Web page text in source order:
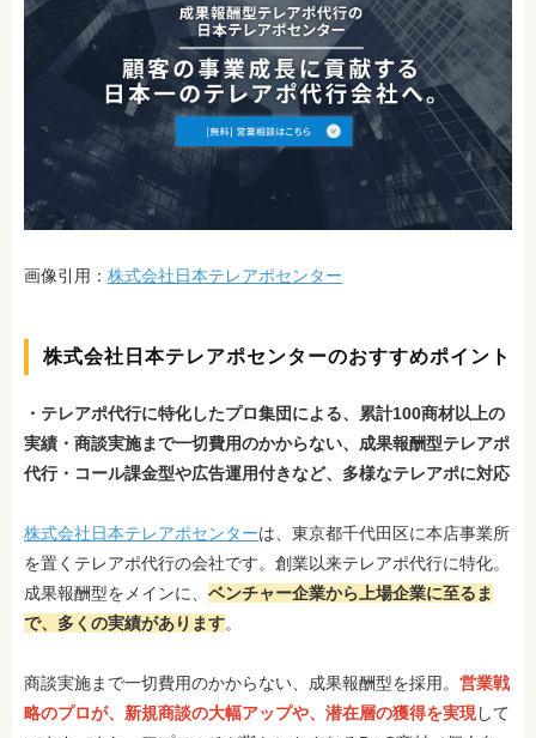
画像引用： 株式会社日本テレアポセンター
株式会社日本テレアポセンターのおすすめポイント
・テレアポ代行に特化したプロ集団による、累計100商材以上の
実績 ・商談実施まで一切費用のかからない、成果報酬型テレアポ
代行・コール課金型や広告運用付きなど、多様なテレアポに対応
株式会社日本テレアポセンターは、東京都千代田区に本店事業所
を置くテレアポ代行の会社です。創業以来テレアポ代行に特化。
成果報酬型をメインに、 ベンチャー企業から上場企業に至るま
で、多くの実績があります。
商談実施まで一切費用のかからない、成果報酬型を採用。 営業戦
略のプロが、新規商談の大幅アップや、潜在層の獲得を実現して